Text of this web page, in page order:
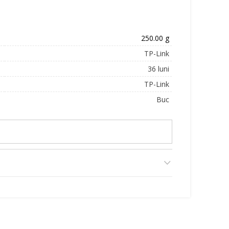
250.00 g
TP-Link
36 luni
TP-Link
Buc